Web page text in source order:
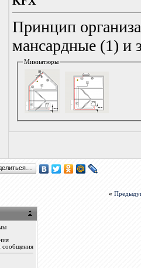
Принцип
мансардные (1) и
Миниатюры
«
сообщения